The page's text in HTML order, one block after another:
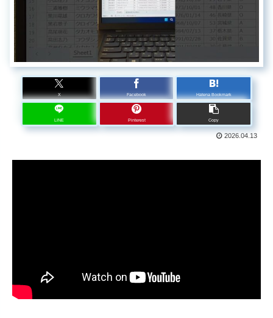
X Facebook Hatena Bookmark
LINE Pinterest Copy
2026.04.13